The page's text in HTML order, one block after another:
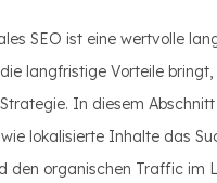
SEO ist eine wertvolle
langfristige Vorteile bringt,
In diesem
lokalisierte Inhalte das
den organischen Traffic im